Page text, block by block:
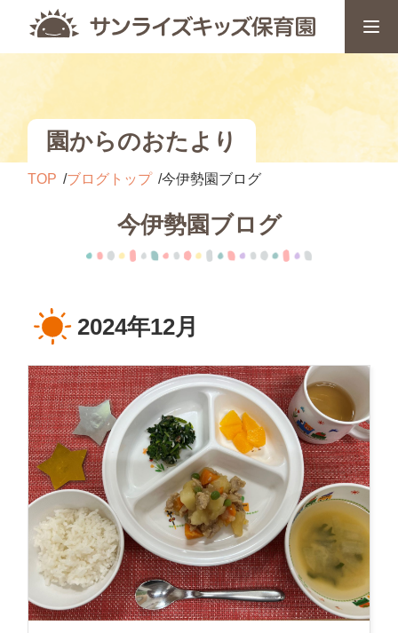
園からのおたより
TOP ブログトップ 今伊勢園ブログ
今伊勢園ブログ
2024年12月